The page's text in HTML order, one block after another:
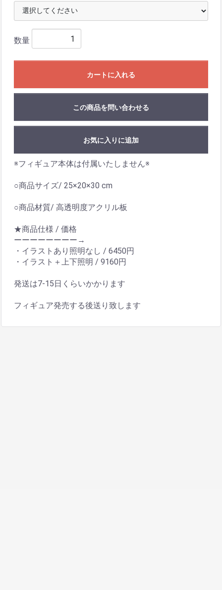
数量
カートに入れる
この商品を問い合わせる
お気に入りに追加
※フィギュア本体は付属いたしません※
○商品サイズ/ 25×20×30 cm
○商品材質/ 高透明度アクリル板
★商品仕様 / 価格
ーーーーーーーー→
・イラストあり照明なし / 6450円
・イラスト＋上下照明 / 9160円
発送は7-15日くらいかかります
フィギュア発売する後送り致します